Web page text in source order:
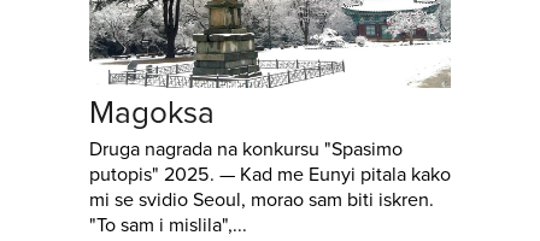
Magoksa
Druga nagrada na konkursu "Spasimo
putopis" 2025. — Kad me Eunyi pitala kako
mi se svidio Seoul, morao sam biti iskren.
"To sam i mislila",...